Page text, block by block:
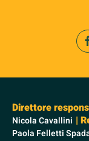
Direttore
Nicola Cavallini |
Paola Felletti